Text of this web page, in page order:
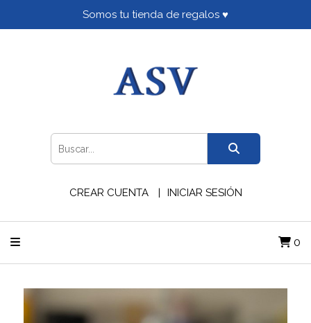
Somos tu tienda de regalos ♥
CREAR CUENTA INICIAR SESIÓN
0